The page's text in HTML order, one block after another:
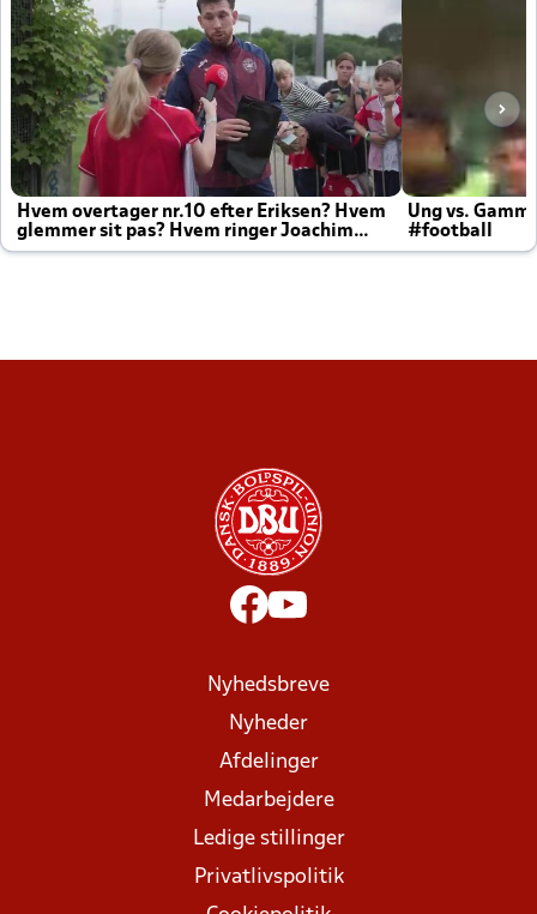
Hvem overtager nr.10 efter Eriksen? Hvem
glemmer sit pas? Hvem ringer Joachim
altid til efter kampe?
Ung vs.
#football
Nyhedsbreve
Nyheder
Afdelinger
Medarbejdere
Ledige stillinger
Privatlivspolitik